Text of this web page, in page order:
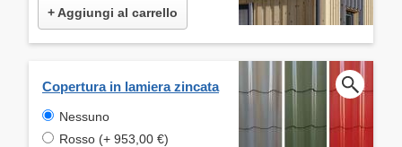
+ Aggiungi al carrello
Copertura in lamiera zincata
Nessuno
Rosso (+ 953,00 €)